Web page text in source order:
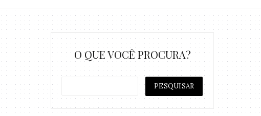
O QUE VOCÊ PROCURA?